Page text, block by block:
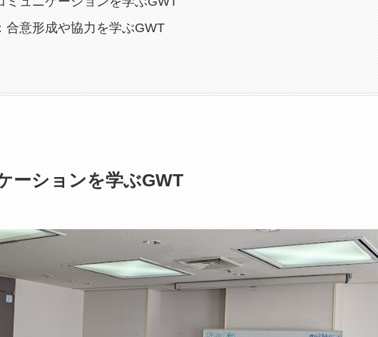
合意形成や協力を学ぶGWT
ーションを学ぶGWT